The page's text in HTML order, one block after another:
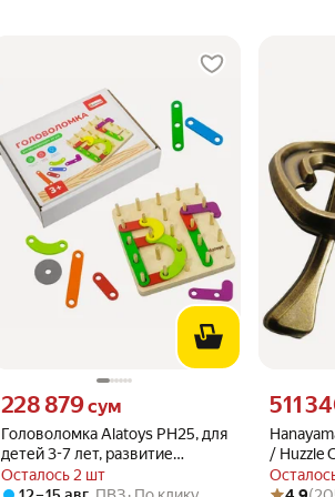
Головоломка Alatoys РН25, для
детей 3-7 лет, развитие
моторики, геометрии
Осталось 2 шт
Цена 228879 сум вместо
228 879сум
/ Huzzle
Цена
511
Рейтинг
Оценок: